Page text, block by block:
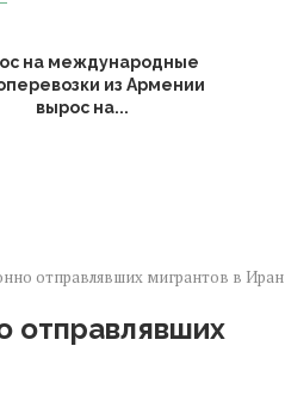
на международные
из Армении
вырос на...
отправлявших мигрантов в Иран
отправлявших